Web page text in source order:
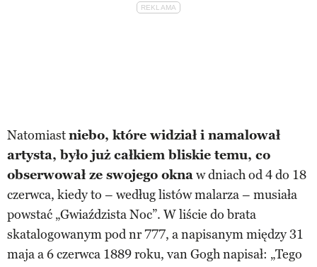
Natomiastniebo, które widział i namalował
artysta, było już całkiem bliskie temu, co
obserwował ze swojego oknaw dniach od 4 do 18
czerwca, kiedy to – według listów malarza – musiała
powstać „Gwiaździsta Noc”. W liście do brata
skatalogowanym pod nr 777, a napisanym między 31
maja a 6 czerwca 1889 roku, van Gogh napisał: „Tego